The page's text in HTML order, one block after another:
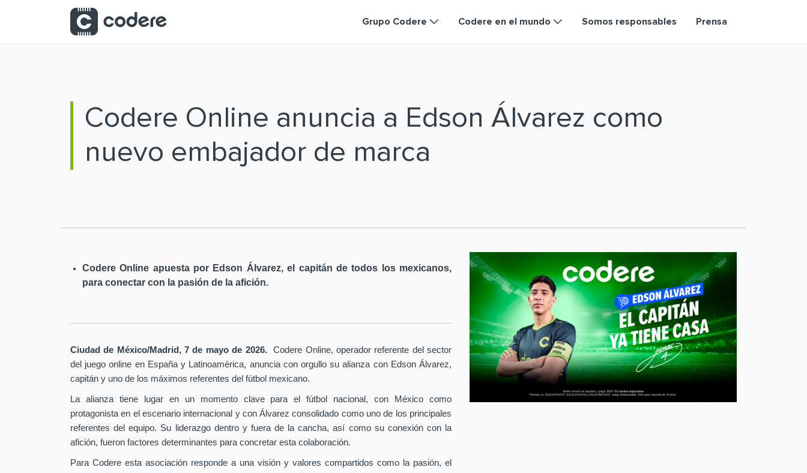
Saltar al contenido principal
Grupo Codere Codere en el mundo Somos responsables Prensa
Codere Online anuncia a Edson Álvarez como
nuevo embajador de marca
Codere Online apuesta por Edson Álvarez, el capitán de todos los mexicanos,
para conectar con la pasión de la afición.
Ciudad de México/Madrid, 7 de mayo de 2026.Codere Online, operador referente del sector
del juego online en España y Latinoamérica, anuncia con orgullo su alianza con Edson Álvarez,
capitán y uno de los máximos referentes del fútbol mexicano.
La alianza tiene lugar en un momento clave para el fútbol nacional, con México como
protagonista en el escenario internacional y con Álvarez consolidado como uno de los principales
referentes del equipo. Su liderazgo dentro y fuera de la cancha, así como su conexión con la
afición, fueron factores determinantes para concretar esta colaboración.
Para Codere esta asociación responde a una visión y valores compartidos como la pasión, el